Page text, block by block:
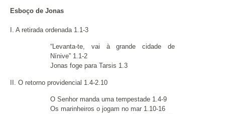
Esboço de Jonas
I. A retirada ordenada 1.1-3
“Levanta-te, vai à grande cidade de
Nínive” 1.1-2
Jonas foge para Tarsis 1.3
II. O retorno providencial 1.4-2.10
O Senhor manda uma tempestade 1.4-9
Os marinheiros o jogam no mar 1.10-16